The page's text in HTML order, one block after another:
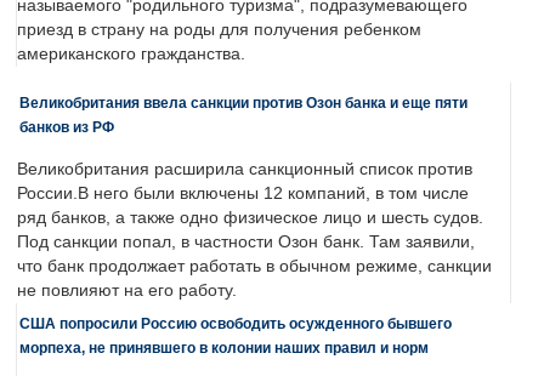
называемого "родильного туризма", подразумевающего
приезд в страну на роды для получения ребенком
американского гражданства.
Великобритания ввела санкции против Озон банка и еще пяти
банков из РФ
Великобритания расширила санкционный список против
России.В него были включены 12 компаний, в том числе
ряд банков, а также одно физическое лицо и шесть судов.
Под санкции попал, в частности Озон банк. Там заявили,
что банк продолжает работать в обычном режиме, санкции
не повлияют на его работу.
США попросили Россию освободить осужденного бывшего
морпеха, не принявшего в колонии наших правил и норм